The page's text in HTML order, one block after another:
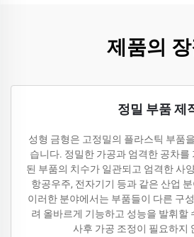
제품의 장
정밀 부품 제
성형 금형은 고정밀의 플라스틱 부품
습니다. 정밀한 가공과 엄격한 공차를
된 부품의 치수가 일관되고 엄격한 사
항공우주, 전자기기 등과 같은 산업
이러한 분야에서는 부품들이 다른 구
려 올바르게 기능하고 성능을 발휘할
사후 가공 조정이 필요하지